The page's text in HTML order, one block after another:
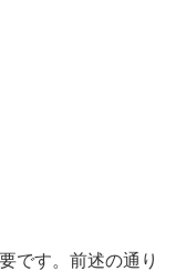
です。前述の通り